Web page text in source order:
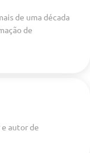
de uma década
de
autor de